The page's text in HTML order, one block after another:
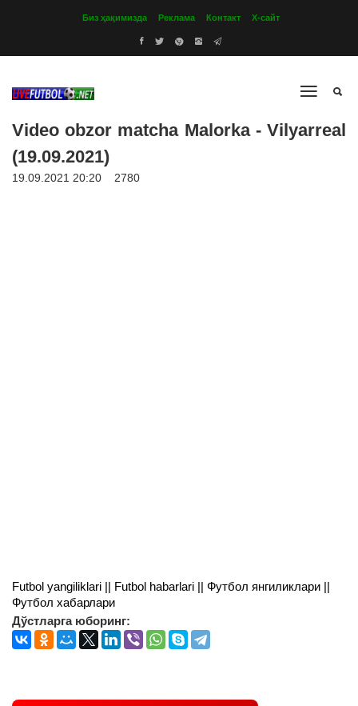
Биз ҳақимизда Реклама Контакт Х-сайт
Video obzor matcha Malorka - Vilyarreal
(19.09.2021)
19.09.2021 20:20 2780
Futbol yangiliklari || Futbol habarlari || Футбол янгиликлари ||
Футбол хабарлари
Дўстларга юборинг: